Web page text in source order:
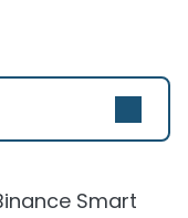
Smart